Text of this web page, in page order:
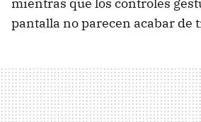
pantalla no parecen acabar de